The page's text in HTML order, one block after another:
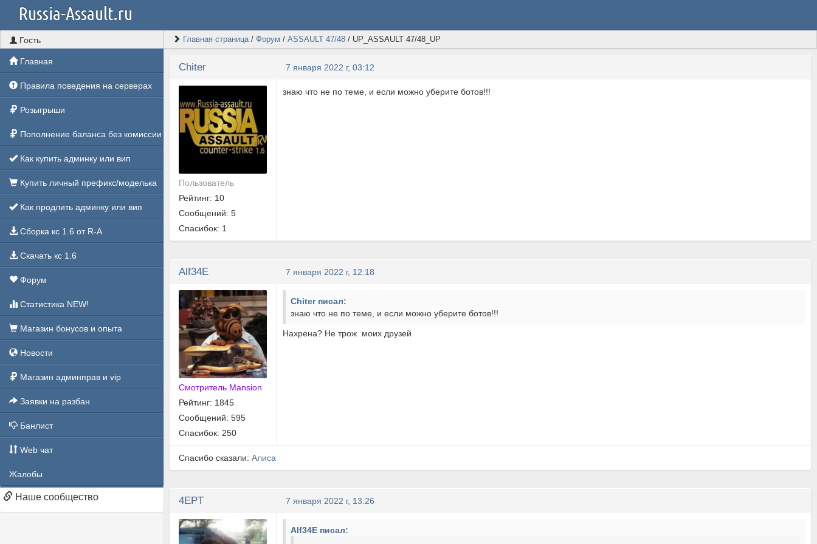
Russia-Assault.ru
Гость
Главная
Правила поведения на серверах
Розыгрыши
Пополнение баланса без комиссии
Как купить админку или вип
Купить личный префикс/моделька
Как продлить админку или вип
Сборка кс 1.6 от R-A
Скачать кс 1.6
Форум
Статистика NEW!
Магазин бонусов и опыта
Новости
Магазин админправ и vip
Заявки на разбан
Банлист
Web чат
Жалобы
Наше сообщество
Главная страница/ Форум / ASSAULT 47/48/ UP_ASSAULT 47/48_UP
Chiter 7 января 2022 г, 03:12
Пользователь
Рейтинг: 10
Сообщений: 5
Спасибок: 1
знаю что не по теме, и если можно уберите ботов!!!
Alf34E 7 января 2022 г, 12:18
Смотритель Mansion
Рейтинг: 1845
Сообщений: 595
Спасибок: 250
Chiter писал:
знаю что не по теме, и если можно уберите ботов!!!
Нахрена? Не трож моих друзей
Спасибо сказали: Алиса
4EPT 7 января 2022 г, 13:26
Alf34E писал: